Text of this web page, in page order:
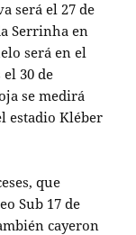
será el 27 de
Serrinha en
será en el
30 de
se medirá
estadio Kléber
que
Sub 17 de
cayeron